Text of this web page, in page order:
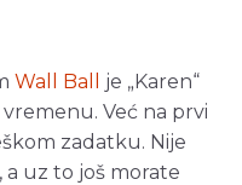
Wall Ball
je „Karen“
Već na prvi
zadatku. Nije
a uz to još morate